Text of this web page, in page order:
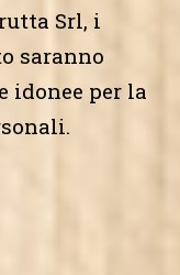
Srl, i
saranno
idonee per la